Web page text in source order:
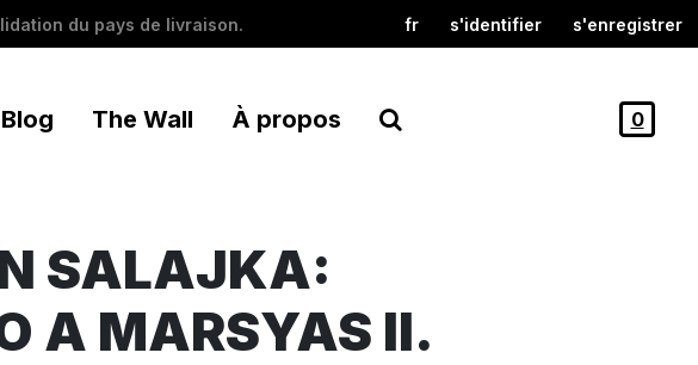
du pays de livraison. fr s'identifier s'enregistrer
Blog The Wall À propos 0
SALAJKA:
A MARSYAS II.